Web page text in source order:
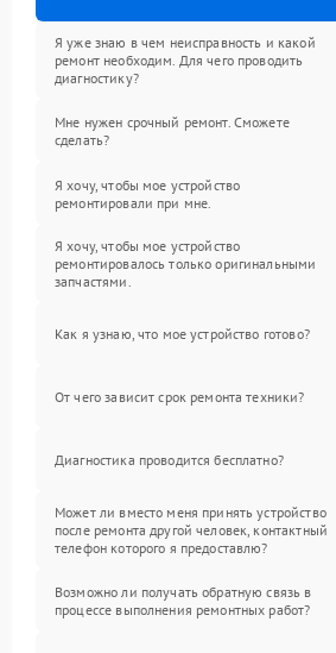
Я уже знаю в чем неисправность и какой
ремонт необходим. Для чего проводить
диагностику?
Мне нужен срочный ремонт. Сможете
сделать?
Я хочу, чтобы мое устройство
ремонтировали при мне.
Я хочу, чтобы мое устройство
ремонтировалось только оригинальными
запчастями.
Как я узнаю, что мое устройство готово?
От чего зависит срок ремонта техники?
Диагностика проводится бесплатно?
Может ли вместо меня принять устройство
после ремонта другой человек, контактный
телефон которого я предоставлю?
Возможно ли получать обратную связь в
процессе выполнения ремонтных работ?